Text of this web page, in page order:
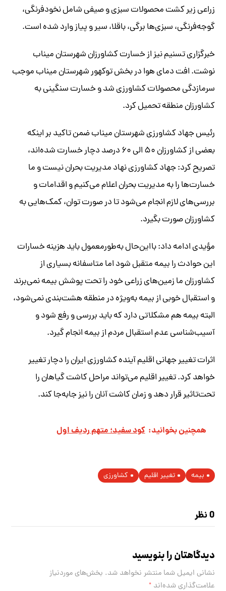
زراعی زیر کشت محصولات سبزی و صیفی شامل نخودفرنگی،
گوجه‌فرنگی، سبزی‌ها برگی، باقلا، سیر و پیاز وارد شده است.
خبرگزاری تسنیم نیز از خسارت کشاورزان شهرستان میناب
نوشت. افت دمای هوا در بخش توکهور شهرستان میناب موجب
سرمازدگی محصولات کشاورزی شد و خسارت سنگینی به
کشاورزان منطقه تحمیل کرد.
رئیس جهاد کشاورزی شهرستان میناب ضمن تاکید بر اینکه
بعضی از کشاورزان ۵۰ الی ۶۰ درصد دچار خسارت شده‌اند،
تصریح کرد: جهاد کشاورزی نهاد مدیریت بحران نیست و ما
خسارت‌ها را به مدیریت بحران اعلام می‌کنیم و اقدامات و
بررسی‌های لازم انجام می‌شود تا در صورت توان، کمک‌هایی به
کشاورزان صورت بگیرد.
مؤیدی ادامه داد: بااین‌حال به‌طورمعمول باید هزینه خسارات
این حوادث را بیمه متقبل شود اما متاسفانه بسیاری از
کشاورزان ما زمین‌های زراعی خود را تحت پوشش بیمه نمی‌برند
و استقبال خوبی از بیمه به‌ویژه در منطقه هشت‌بندی نمی‌شود،
البته بیمه هم مشکلاتی دارد که باید بررسی و رفع شود و
آسیب‌شناسی عدم استقبال مردم از بیمه انجام گیرد.
اثرات تغییر جهانی اقلیم آینده کشاورزی ایران را دچار تغییر
خواهد کرد. تغییر اقلیم می‌تواند مراحل کاشت گیاهان را
تحت‌تاثیر قرار دهد و زمان کاشت آنان را نیز جا‌به‌جا کند.
همچنین بخوانید: کود سفید؛ متهم ردیف اول
بیمه تغییر اقلیم کشاورزی
0 نظر
دیدگاهتان را بنویسید
نشانی ایمیل شما منتشر نخواهد شد. بخش‌های موردنیاز
علامت‌گذاری شده‌اند*